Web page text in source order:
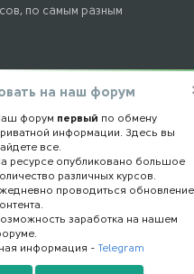
по самым разным
Наши контакты
kursstore@mail.ru
Обратная связь
Конфиденциальность
Правообладателям
на наш форум
форум первый по обмену
информации. Здесь вы
все.
ресурсе опубликовано большое
различных курсов.
проводиться обновление
заработка на нашем
информация -Telegram